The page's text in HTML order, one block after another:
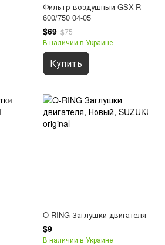
Фильтр воздушный GSX-R
600/750 04-05
$69 $75
В наличии в Украине
Купить
O-RING Заглушки двигателя
$9
В наличии в Украине